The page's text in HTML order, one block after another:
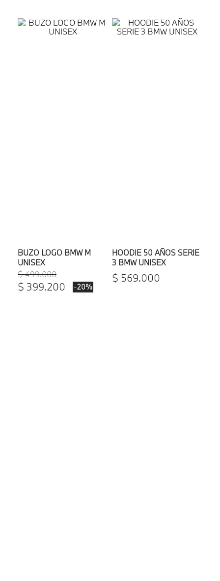
BUZO LOGO BMW M
UNISEX
$499.000
$ 399.200 -20%
HOODIE 50 AÑOS SERIE
3 BMW UNISEX
$ 569.000